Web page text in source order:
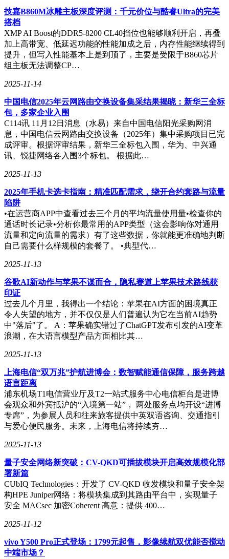
技嘉B860M冰雕主板深度评测：千元价位与酷睿Ultra的完美
搭档
XMP AI Boost的DDR5-8200 CL40挡位也能够顺利开启，再叠
加上高带宽、低延迟功能的性能加成之后，内存性能继续得到
提升，但写入性能基本上是到顶了，主要是受限于B860芯片
组主板无法调整CP…
2025-11-14
中国电信2025年云网路由交换设备集采结果揭晓：新华三全标
包，多家企业入围
C114讯 11月12日消息（水易）来自中国电信阳光采购网消
息，中国电信云网路由交换设备（2025年）集中采购项目已完
成评审。根据评审结果，新华三全标包入围，华为、中兴通
讯、锐捷网络各入围3个标包。 根据此…
2025-11-13
2025年手机卡选卡指南：精准匹配需求，绕开合约套路与流量
陷阱
•在运营商APP中查看过去三个月的平均流量使用量•检查你的
通话时长记录•分析你最常用的APP类型（这会影响你对通用
流量和定向流量的需求）有了这些数据，你就能更准确地判断
自己需要什么样规模的套餐了。 •典型代…
2025-11-13
谷歌AI新动作与苹果不谋而合，隐私赛道上苹果技术路线获
印证
过去几个月里，我得出一个结论：苹果在AI方面的困境真正
令人失望的地方，并不仅仅是人们普遍认为它在当前AI趋势
中"落后"了。 A：苹果确实错过了ChatGPT发布引发的AI变革
浪潮，在大语言模型产品方面相比其…
2025-11-13
上海电信“双万兆”护航进博会：数智赋能通信保障，服务跨越
语言距离
浦东机场T1电信营业厅及T2一站式服务中心电信柜台是进博
会观众和外宾抵沪的“入境第一站”， 两处服务点均开设“进博
专席”，为参展人员和往来旅客提供中英双语咨询、交通指引
与爱心便民服务。未来，上海电信将持续夯…
2025-11-13
量子安全网络新突破：CV-QKD可插拔模块开启高效规模化部
署新篇
CUbIQ Technologies：开发了 CV-QKD 收发模块和量子安全架
构HPE Juniper网络：将模块集成到其路由平台中，实现量子
安全 MACsec 加密Coherent 高意：提供 400…
2025-11-12
vivo Y500 Pro正式登场：1799元起售，影像续航双优能否搅动
中端市场？